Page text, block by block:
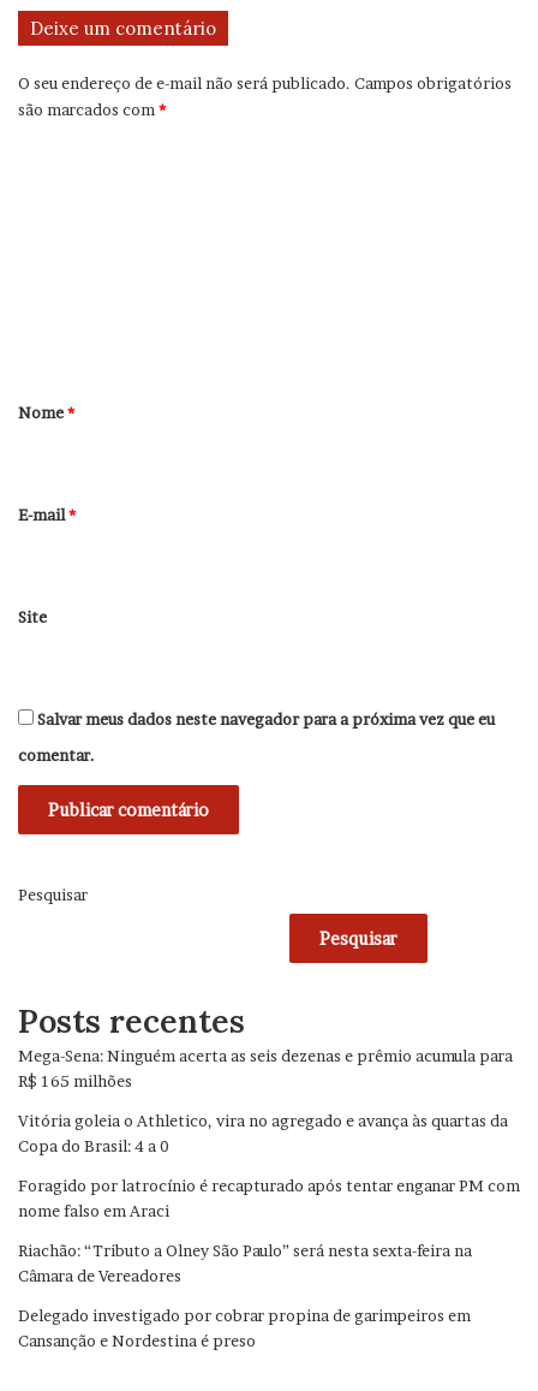
Deixe um comentário
O seu endereço de e-mail não será publicado. Campos obrigatórios
são marcados com*
r
*
Nome*
E-mail*
Site
Salvar meus dados neste navegador para a próxima vez que eu
comentar.
Pesquisar
Pesquisar
Posts recentes
Mega-Sena: Ninguém acerta as seis dezenas e prêmio acumula para
R$ 165 milhões
Vitória goleia o Athletico, vira no agregado e avança às quartas da
Copa do Brasil: 4 a 0
Foragido por latrocínio é recapturado após tentar enganar PM com
nome falso em Araci
Riachão: “Tributo a Olney São Paulo” será nesta sexta-feira na
Câmara de Vereadores
Delegado investigado por cobrar propina de garimpeiros em
Cansanção e Nordestina é preso